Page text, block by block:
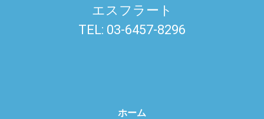
エスフラート
TEL: 03-6457-8296
ホーム